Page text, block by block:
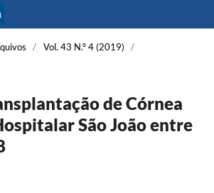
/ Vol. 43 N.º 4 (2019)
/
de Córnea
São João entre